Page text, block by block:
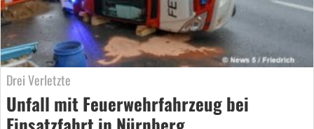
Drei Verletzte
Unfall mit Feuerwehrfahrzeug bei